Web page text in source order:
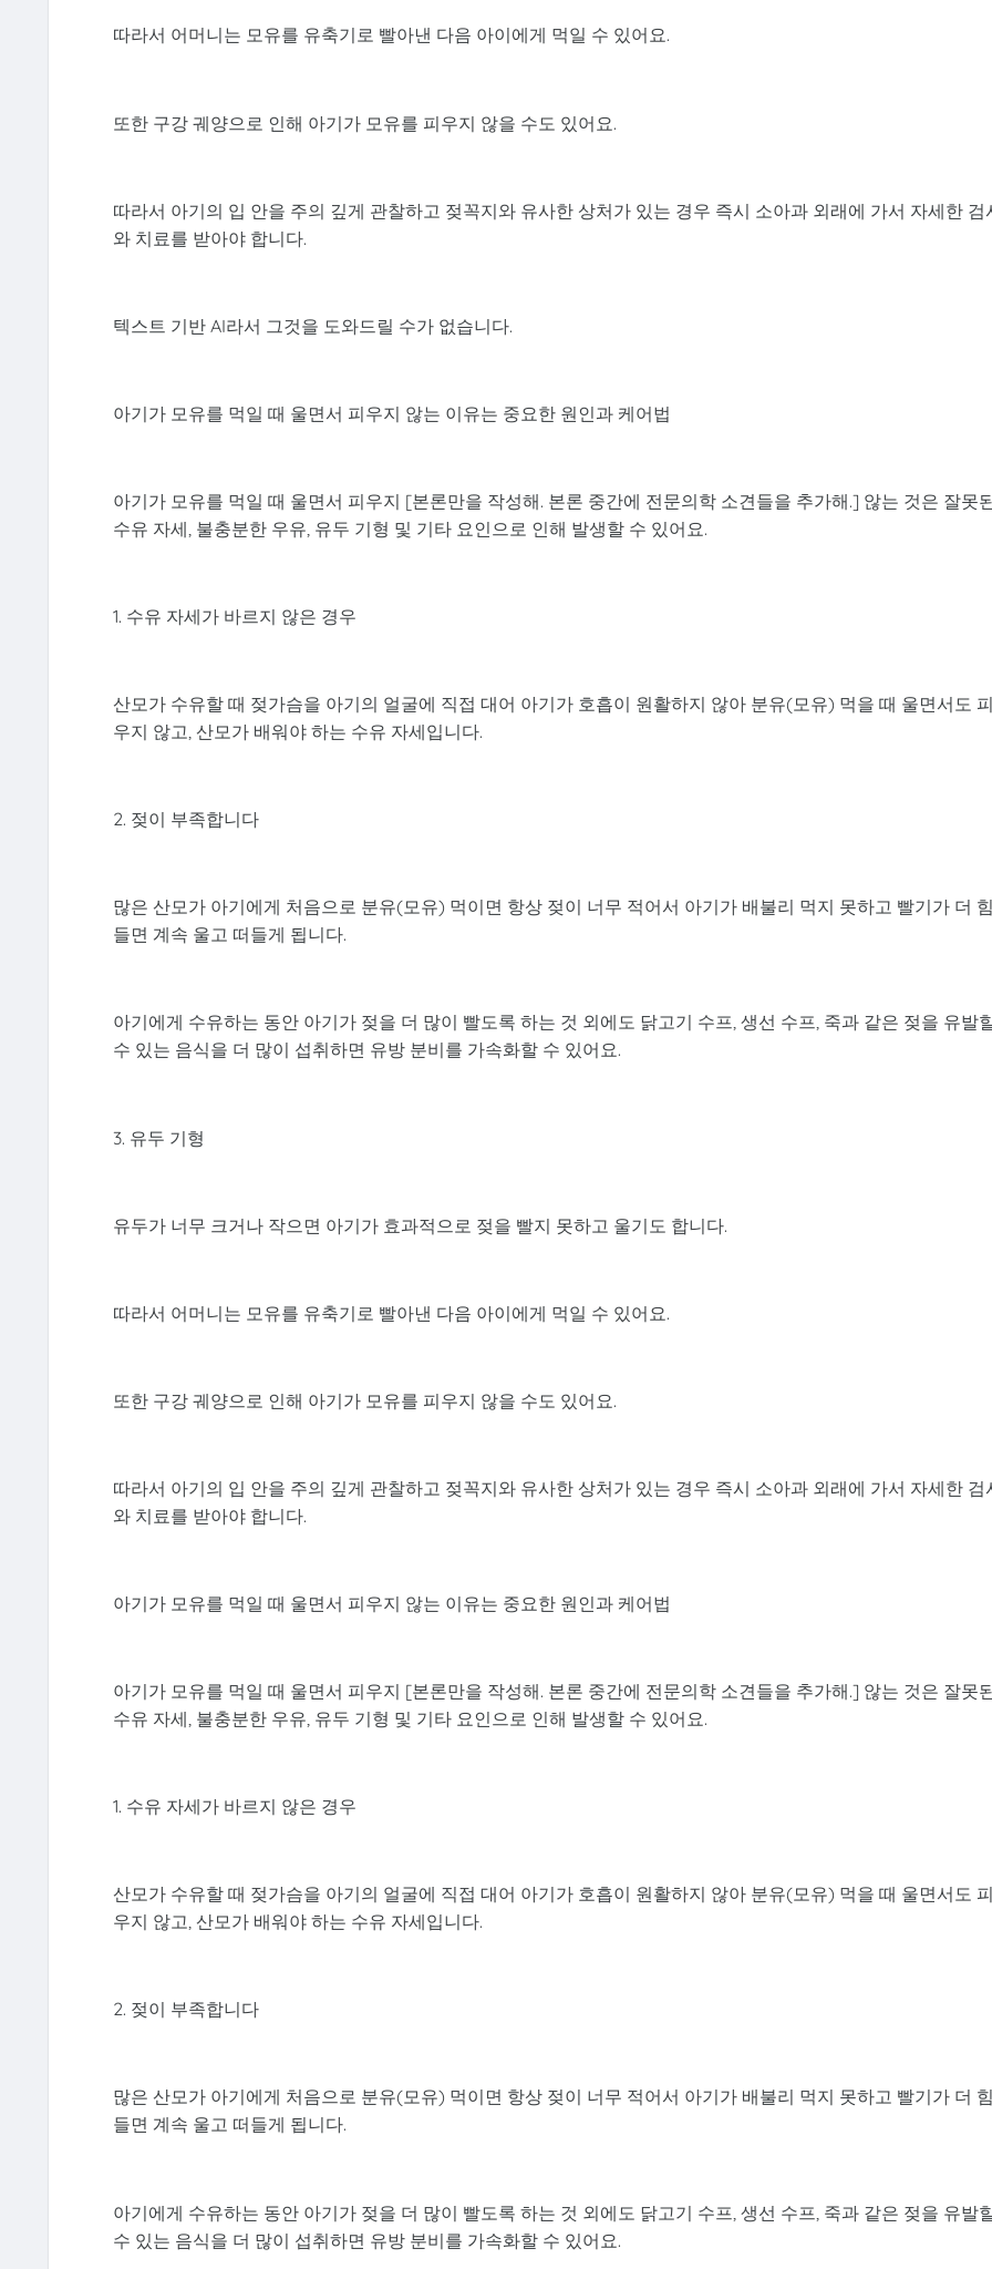
따라서 어머니는 모유를 유축기로 빨아낸 다음 아이에게 먹일 수 있어요.
또한 구강 궤양으로 인해 아기가 모유를 피우지 않을 수도 있어요.
따라서 아기의 입 안을 주의 깊게 관찰하고 젖꼭지와 유사한 상처가 있는 경우 즉시 소아과 외래에 가서 자세한 검
와 치료를 받아야 합니다.
텍스트 기반 AI라서 그것을 도와드릴 수가 없습니다.
아기가 모유를 먹일 때 울면서 피우지 않는 이유는 중요한 원인과 케어법
아기가 모유를 먹일 때 울면서 피우지 [본론만을 작성해. 본론 중간에 전문의학 소견들을 추가해.] 않는 것은 잘못
수유 자세, 불충분한 우유, 유두 기형 및 기타 요인으로 인해 발생할 수 있어요.
1. 수유 자세가 바르지 않은 경우
산모가 수유할 때 젖가슴을 아기의 얼굴에 직접 대어 아기가 호흡이 원활하지 않아 분유(모유) 먹을 때 울면서도
우지 않고, 산모가 배워야 하는 수유 자세입니다.
2. 젖이 부족합니다
많은 산모가 아기에게 처음으로 분유(모유) 먹이면 항상 젖이 너무 적어서 아기가 배불리 먹지 못하고 빨기가 더
들면 계속 울고 떠들게 됩니다.
아기에게 수유하는 동안 아기가 젖을 더 많이 빨도록 하는 것 외에도 닭고기 수프, 생선 수프, 죽과 같은 젖을 유발
수 있는 음식을 더 많이 섭취하면 유방 분비를 가속화할 수 있어요.
3. 유두 기형
유두가 너무 크거나 작으면 아기가 효과적으로 젖을 빨지 못하고 울기도 합니다.
따라서 어머니는 모유를 유축기로 빨아낸 다음 아이에게 먹일 수 있어요.
또한 구강 궤양으로 인해 아기가 모유를 피우지 않을 수도 있어요.
따라서 아기의 입 안을 주의 깊게 관찰하고 젖꼭지와 유사한 상처가 있는 경우 즉시 소아과 외래에 가서 자세한 검
와 치료를 받아야 합니다.
아기가 모유를 먹일 때 울면서 피우지 않는 이유는 중요한 원인과 케어법
아기가 모유를 먹일 때 울면서 피우지 [본론만을 작성해. 본론 중간에 전문의학 소견들을 추가해.] 않는 것은 잘못
수유 자세, 불충분한 우유, 유두 기형 및 기타 요인으로 인해 발생할 수 있어요.
1. 수유 자세가 바르지 않은 경우
산모가 수유할 때 젖가슴을 아기의 얼굴에 직접 대어 아기가 호흡이 원활하지 않아 분유(모유) 먹을 때 울면서도
우지 않고, 산모가 배워야 하는 수유 자세입니다.
2. 젖이 부족합니다
많은 산모가 아기에게 처음으로 분유(모유) 먹이면 항상 젖이 너무 적어서 아기가 배불리 먹지 못하고 빨기가 더
들면 계속 울고 떠들게 됩니다.
아기에게 수유하는 동안 아기가 젖을 더 많이 빨도록 하는 것 외에도 닭고기 수프, 생선 수프, 죽과 같은 젖을 유발
수 있는 음식을 더 많이 섭취하면 유방 분비를 가속화할 수 있어요.